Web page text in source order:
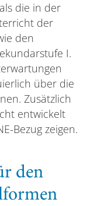
die in der
der
den
I.
über die
Zusätzlich
entwickelt
Bezug zeigen.
den